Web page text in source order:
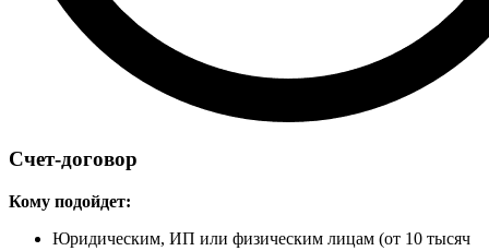
Счет-договор
Кому подойдет:
Юридическим, ИП или физическим лицам (от 10 тысяч